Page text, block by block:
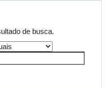
de busca.